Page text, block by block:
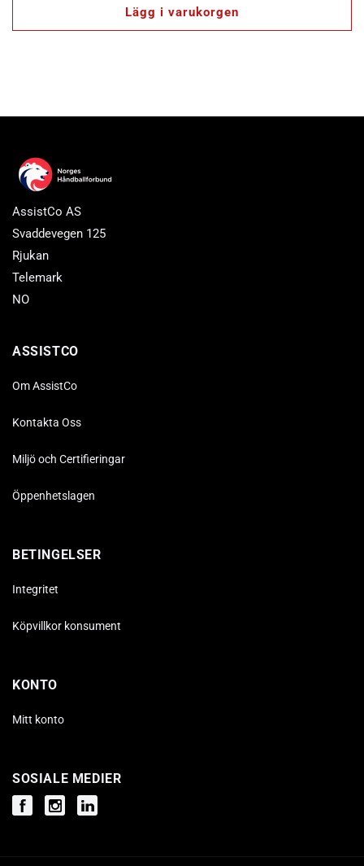
Lägg i varukorgen
AssistCo AS
Svaddevegen 125
Rjukan
Telemark
NO
ASSISTCO
Om AssistCo
Kontakta Oss
Miljö och Certifieringar
Öppenhetslagen
BETINGELSER
Integritet
Köpvillkor konsument
KONTO
Mitt konto
SOSIALE MEDIER
FacebookInstagramInstagram